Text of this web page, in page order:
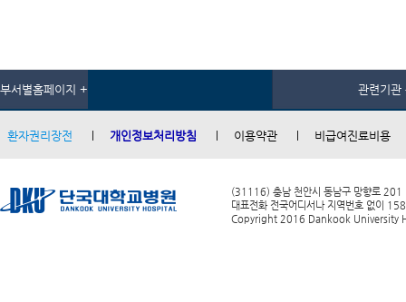
부서별홈페이지 + 관련기관
환자권리장전 개인정보처리방침 이용약관 비급여진료비용
(31116) 충남 천안시 동남구 망향로 201
대표전화 전국어디서나 지역번호 없이
Copyright 2016 Dankook University